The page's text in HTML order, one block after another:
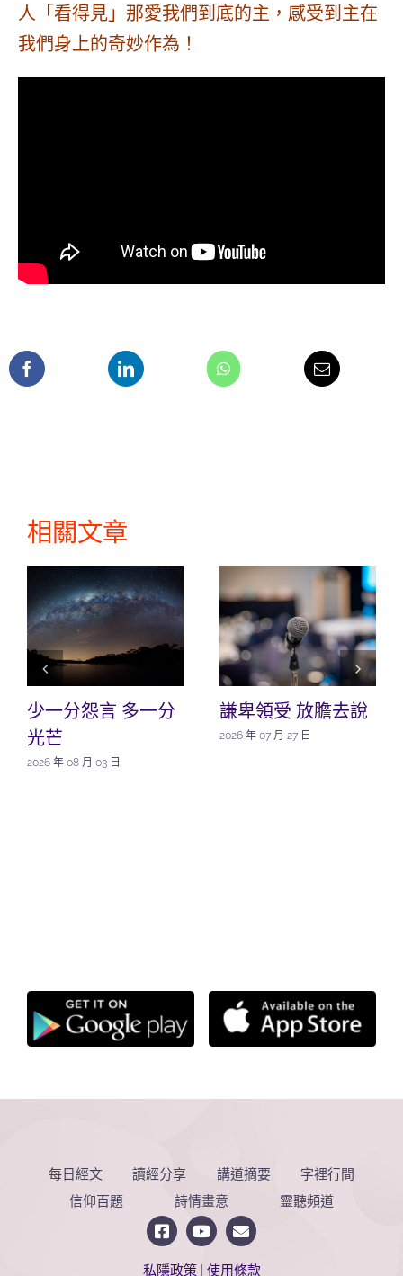
人「看得見」那愛我們到底的主，感受到主在
我們身上的奇妙作為！
相關文章
少一分怨言 多一分
光芒
2026 年 08 月 03 日
謙卑領受 放膽去說
2026 年 07 月 27 日
每日經文 讀經分享 講道摘要
字裡行間
信仰百題
詩情畫意 靈聽頻道
私隱政策| 使用條款